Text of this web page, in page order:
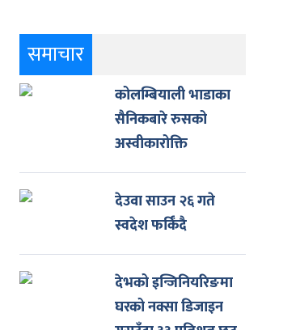
समाचार
कोलम्बियाली भाडाका
सैनिकबारे रुसको
अस्वीकारोक्ति
देउवा साउन २६ गते
स्वदेश फर्किँदै
देभको इन्जिनियरिङमा
घरको नक्सा डिजाइन